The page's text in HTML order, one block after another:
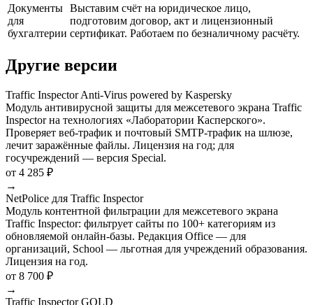
Документы
для
бухгалтерии
Выставим счёт на юридическое лицо,
подготовим договор, акт и лицензионный
сертификат. Работаем по безналичному расчёту.
Другие версии
Traffic Inspector Anti-Virus powered by Kaspersky
Модуль антивирусной защиты для межсетевого экрана Traffic
Inspector на технологиях «Лаборатории Касперского».
Проверяет веб-трафик и почтовый SMTP-трафик на шлюзе,
лечит заражённые файлы. Лицензия на год; для
госучреждений — версия Special.
от 4 285 ₽
→
NetPolice для Traffic Inspector
Модуль контентной фильтрации для межсетевого экрана
Traffic Inspector: фильтрует сайты по 100+ категориям из
обновляемой онлайн-базы. Редакция Office — для
организаций, School — льготная для учреждений образования.
Лицензия на год.
от 8 700 ₽
→
Traffic Inspector GOLD